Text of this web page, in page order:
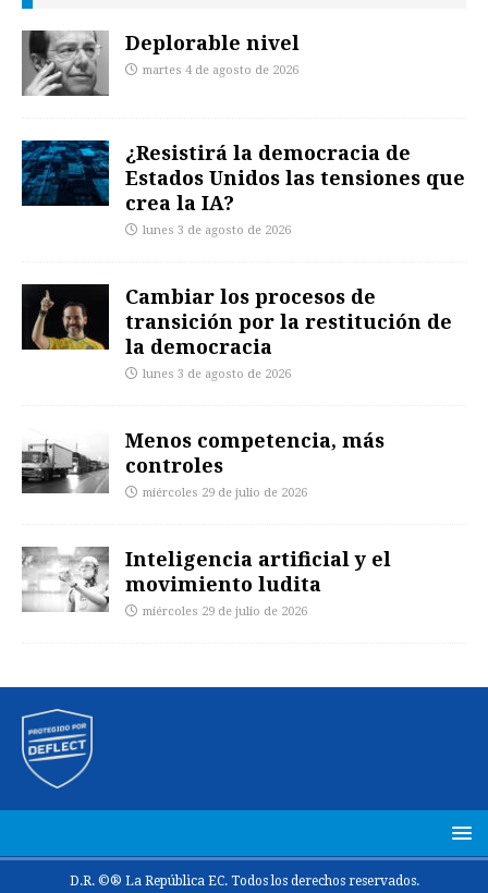
Deplorable nivel
martes 4 de agosto de 2026
¿Resistirá la democracia de
Estados Unidos las tensiones que
crea la IA?
lunes 3 de agosto de 2026
Cambiar los procesos de
transición por la restitución de
la democracia
lunes 3 de agosto de 2026
Menos competencia, más
controles
miércoles 29 de julio de 2026
Inteligencia artificial y el
movimiento ludita
miércoles 29 de julio de 2026
D.R. ©® La República EC. Todos los derechos reservados.